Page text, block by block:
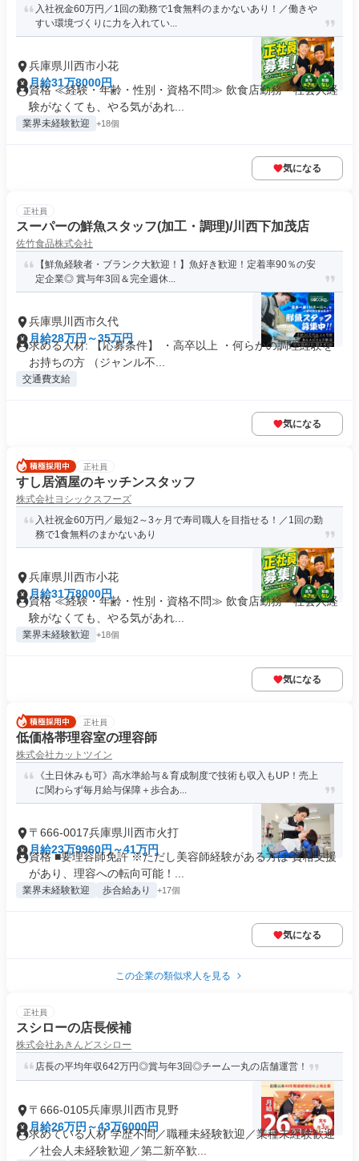
入社祝金60万円／1回の勤務で1食無料のまかないあり！／働きや
すい環境づくりに力を入れてい...
兵庫県川西市小花
月給31万8000円
資格 ≪経験・年齢・性別・資格不問≫ 飲食店勤務・社会人経
験がなくても、やる気があれ...
業界未経験歓迎 +18個
気になる
正社員
スーパーの鮮魚スタッフ(加工・調理)/川西下加茂店
佐竹食品株式会社
【鮮魚経験者・ブランク大歓迎！】魚好き歓迎！定着率90％の安
定企業◎ 賞与年3回＆完全週休...
兵庫県川西市久代
月給28万円～35万円
求める人材: 【応募条件】 ・高卒以上 ・何らかの調理経験を
お持ちの方 （ジャンル不...
交通費支給
気になる
正社員
すし居酒屋のキッチンスタッフ
株式会社ヨシックスフーズ
入社祝金60万円／最短2～3ヶ月で寿司職人を目指せる！／1回の勤
務で1食無料のまかないあり
兵庫県川西市小花
月給31万8000円
資格 ≪経験・年齢・性別・資格不問≫ 飲食店勤務・社会人経
験がなくても、やる気があれ...
業界未経験歓迎 +18個
気になる
正社員
低価格帯理容室の理容師
株式会社カットツイン
《土日休みも可》高水準給与＆育成制度で技術も収入もUP！売上
に関わらず毎月給与保障＋歩合あ...
〒666-0017兵庫県川西市火打
月給23万9960円～41万円
資格 ■要理容師免許 ※ただし美容師経験がある方は 資格支援
があり、理容への転向可能！...
業界未経験歓迎 歩合給あり +17個
気になる
この企業の類似求人を見る
正社員
スシローの店長候補
株式会社あきんどスシロー
店長の平均年収642万円◎賞与年3回◎チーム一丸の店舗運営！
〒666-0105兵庫県川西市見野
月給26万円～43万6000円
求めている人材 学歴不問／職種未経験歓迎／業種未経験歓迎
／社会人未経験歓迎／第二新卒歓...